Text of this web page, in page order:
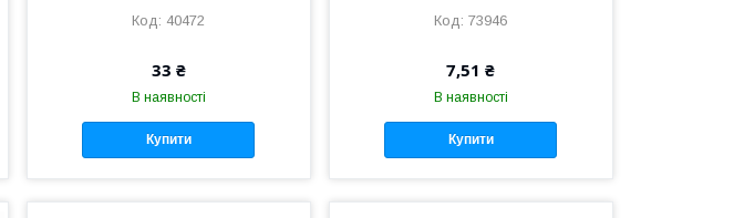
40472
33 ₴
В наявності
Купити
73946
7,51 ₴
В наявності
Купити